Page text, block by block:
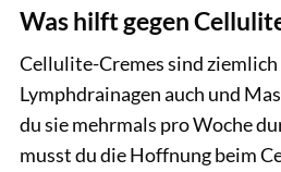
Was hilft gegen
Cellulite-Cremes sind ziemlich
Lymphdrainagen auch und
du sie mehrmals pro Woche
musst du die Hoffnung beim